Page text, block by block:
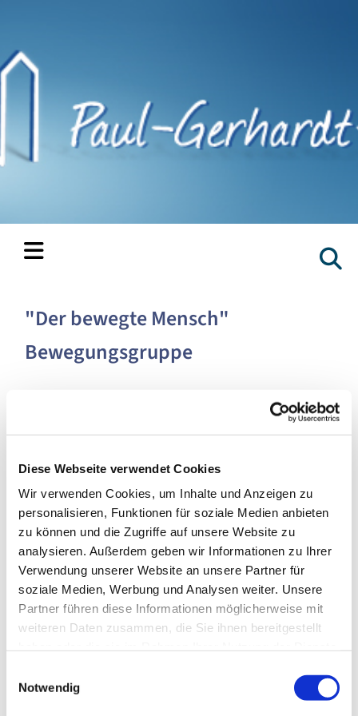
Diese Webseite verwendet Cookies
Wir verwenden Cookies, um Inhalte und Anzeigen zu
personalisieren, Funktionen für soziale Medien anbieten
zu können und die Zugriffe auf unsere Website zu
analysieren. Außerdem geben wir Informationen zu Ihrer
Verwendung unserer Website an unsere Partner für
soziale Medien, Werbung und Analysen weiter. Unsere
Partner führen diese Informationen möglicherweise mit
weiteren Daten zusammen, die Sie ihnen bereitgestellt
Notwendig
"Der bewegte Mensch"
Bewegungsgruppe